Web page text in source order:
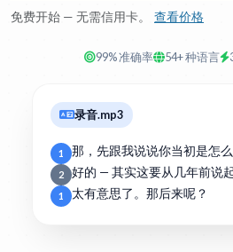
免费开始 — 无需信用卡。 查看价格
99% 准确率 54+ 种语言
录音.mp3
1 那，先跟我说说你当初是怎么
2 好的 — 其实这要从几年前说
1 太有意思了。那后来呢？